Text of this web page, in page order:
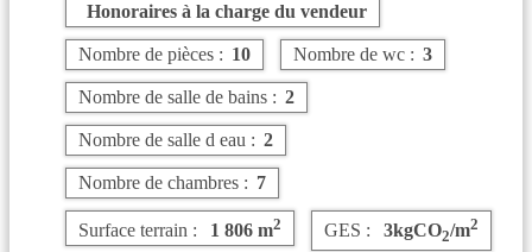
Honoraires à la charge du vendeur
Nombre de pièces : 10 Nombre de wc : 3
Nombre de salle de bains : 2
Nombre de salle d eau : 2
Nombre de chambres : 7
Surface terrain : 1 806 m2 GES : 3kgCO2/m2